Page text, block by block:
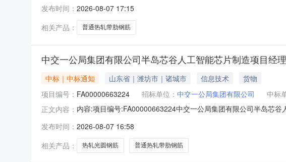
1310:00:00询价模式：0补充说明：产品信息序号产品名称件长（
发布时间： 2026-08-07 17:15
相关产品：
普通热轧带肋钢筋
中交一公局集团有限公司半岛芯谷人工智能芯片制造项目经
中标｜中标通知 山东省｜潍坊市｜诸城市 信息技术
货物
项目编号： FA00000663224 招标单位： 中交一公局集团有限公司 中标
正文内容： 内容:项目编号:FA00000663224中交一公局集团有限公司半岛芯
称：中交一公局集团有限公司半岛芯谷人工智能芯片制造项目经
第八工程有限公司。1.3采购项目资金：财政资金、100%。1.4采
市诸
发布时间： 2026-08-07 16:58
相关产品：
热轧光圆钢筋 普通热轧带肋钢筋